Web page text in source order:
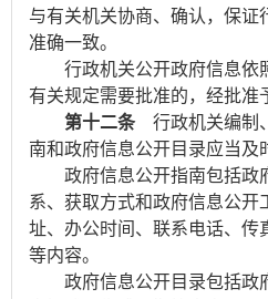
与有关机关协商、确认，保证
准确一致。
行政机关公开政府信息依
有关规定需要批准的，经批准
第十二条行政机关编制
南和政府信息公开目录应当及
政府信息公开指南包括政
系、获取方式和政府信息公开
址、办公时间、联系电话、传
等内容。
政府信息公开目录包括政